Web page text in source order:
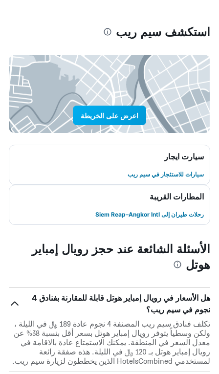
استكشف سيم ريب
اعرض على الخريطة
سيارت ايجار
سيارات للاستئجار في سيم ريب
المطارات القريبة
رحلات طيران إلى Siem Reap–Angkor Intl
الأسئلة الشائعة عند حجز رويال إمباير
هوتل
هل الأسعار في رويال إمباير هوتل قابلة للمقارنة بفنادق 4
نجوم في سيم ريب؟
تكلف فنادق سيم ريب المصنفة 4 نجوم عادة 189 ﷼ في الليلة ،
ولكن وسطياً يتوفر رويال إمباير هوتل بسعر أقل بنسبة 38% عن
معدل السعر في المنطقة. يمكنك الاستمتاع عادة بالاقامة في
رويال إمباير هوتل بـ 120 ﷼ في الليلة. هذه صفقة رائعة
لمستخدمي HotelsCombined الذين يخططون لزيارة سيم ريب.